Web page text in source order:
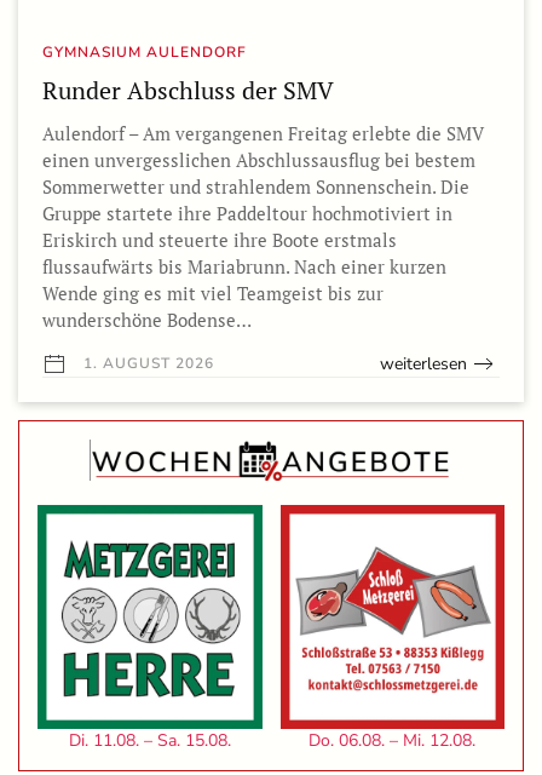
GYMNASIUM AULENDORF
Runder Abschluss der SMV
Aulendorf – Am vergangenen Freitag erlebte die SMV
einen unvergesslichen Abschlussausflug bei bestem
Sommerwetter und strahlendem Sonnenschein. Die
Gruppe startete ihre Paddeltour hochmotiviert in
Eriskirch und steuerte ihre Boote erstmals
flussaufwärts bis Mariabrunn. Nach einer kurzen
Wende ging es mit viel Teamgeist bis zur
wunderschöne Bodense…
1. AUGUST 2026 weiterlesen
Di. 11.08. – Sa. 15.08. Do. 06.08. – Mi. 12.08.